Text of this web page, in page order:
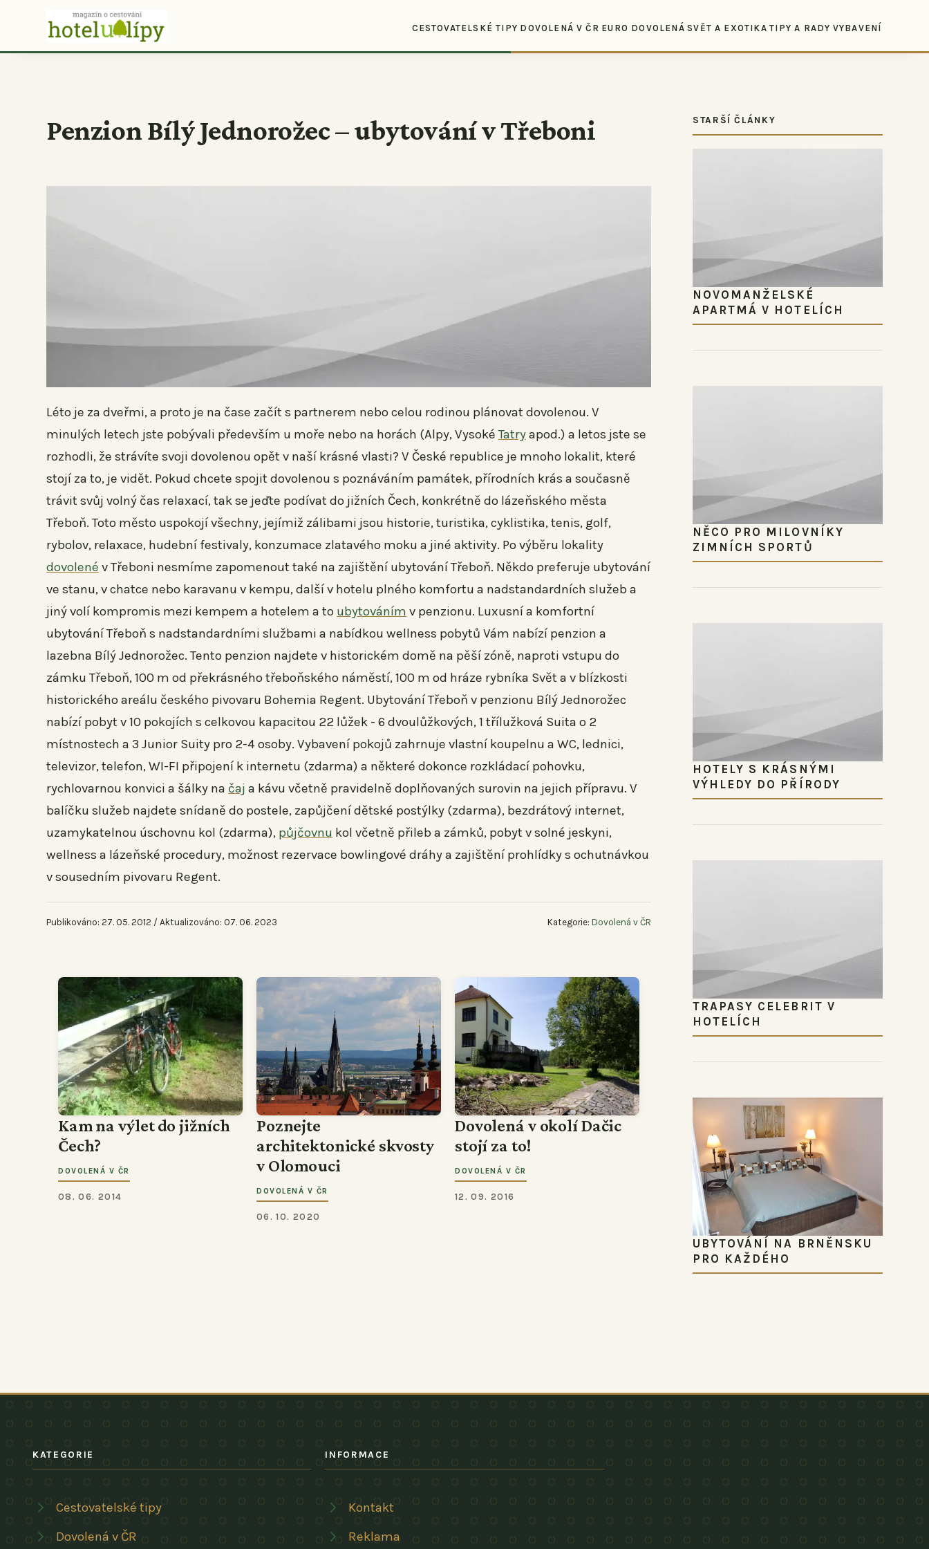
CESTOVATELSKÉ TIPY DOVOLENÁ V ČR EURO DOVOLENÁ SVĚT A EXOTIKA TIPY A RADY VYBAVENÍ
Penzion Bílý Jednorožec – ubytování v Třeboni
Léto je za dveřmi, a proto je na čase začít s partnerem nebo celou rodinou plánovat dovolenou. V
minulých letech jste pobývali především u moře nebo na horách (Alpy, VysokéTatryapod.) a letos jste se
rozhodli, že strávíte svoji dovolenou opět v naší krásné vlasti? V České republice je mnoho lokalit, které
stojí za to, je vidět. Pokud chcete spojit dovolenou s poznáváním památek, přírodních krás a současně
trávit svůj volný čas relaxací, tak se jeďte podívat do jižních Čech, konkrétně do lázeňského města
Třeboň. Toto město uspokojí všechny, jejímiž zálibami jsou historie, turistika, cyklistika, tenis, golf,
rybolov, relaxace, hudební festivaly, konzumace zlatavého moku a jiné aktivity. Po výběru lokality
dovolené v Třeboni nesmíme zapomenout také na zajištění ubytování Třeboň. Někdo preferuje ubytování
ve stanu, v chatce nebo karavanu v kempu, další v hotelu plného komfortu a nadstandardních služeb a
jiný volí kompromis mezi kempem a hotelem a to ubytováním v penzionu. Luxusní a komfortní
ubytování Třeboň s nadstandardními službami a nabídkou wellness pobytů Vám nabízí penzion a
lazebna Bílý Jednorožec. Tento penzion najdete v historickém domě na pěší zóně, naproti vstupu do
zámku Třeboň, 100 m od překrásného třeboňského náměstí, 100 m od hráze rybníka Svět a v blízkosti
historického areálu českého pivovaru Bohemia Regent. Ubytování Třeboň v penzionu Bílý Jednorožec
nabízí pobyt v 10 pokojích s celkovou kapacitou 22 lůžek - 6 dvoulůžkových, 1 třílužková Suita o 2
místnostech a 3 Junior Suity pro 2-4 osoby. Vybavení pokojů zahrnuje vlastní koupelnu a WC, lednici,
televizor, telefon, WI-FI připojení k internetu (zdarma) a některé dokonce rozkládací pohovku,
rychlovarnou konvici a šálky na čaj a kávu včetně pravidelně doplňovaných surovin na jejich přípravu. V
balíčku služeb najdete snídaně do postele, zapůjčení dětské postýlky (zdarma), bezdrátový internet,
uzamykatelnou úschovnu kol (zdarma), půjčovnu kol včetně přileb a zámků, pobyt v solné jeskyni,
wellness a lázeňské procedury, možnost rezervace bowlingové dráhy a zajištění prohlídky s ochutnávkou
v sousedním pivovaru Regent.
Publikováno: 27. 05. 2012 / Aktualizováno: 07. 06. 2023 Kategorie: Dovolená v ČR
Kam na výlet do jižních
Čech?
DOVOLENÁ V ČR
08. 06. 2014
Poznejte
architektonické skvosty
v Olomouci
DOVOLENÁ V ČR
06. 10. 2020
Dovolená v okolí Dačic
stojí za to!
DOVOLENÁ V ČR
12. 09. 2016
STARŠÍ ČLÁNKY
NOVOMANŽELSKÉ
APARTMÁ V HOTELÍCH
NĚCO PRO MILOVNÍKY
ZIMNÍCH SPORTŮ
HOTELY S KRÁSNÝMI
VÝHLEDY DO PŘÍRODY
TRAPASY CELEBRIT V
HOTELÍCH
UBYTOVÁNÍ NA BRNĚNSKU
PRO KAŽDÉHO
KATEGORIE
Cestovatelské tipy
Dovolená v ČR
INFORMACE
Kontakt
Reklama